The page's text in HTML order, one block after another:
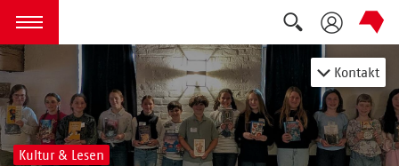
zum Inhalt springen
Menü öffnen
Suche
Kontakt
Kultur & Lesen